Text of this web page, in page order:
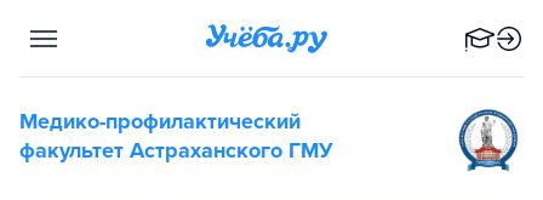
Медико-профилактический
факультет Астраханского ГМУ